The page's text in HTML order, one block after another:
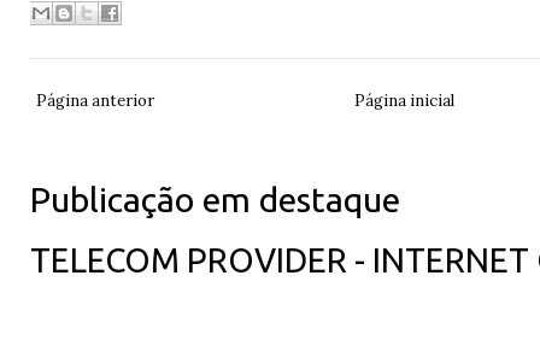
Página anterior Página inicial
Publicação em destaque
TELECOM PROVIDER -